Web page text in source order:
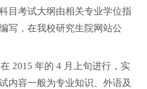
目考试大纲由相关专业学位指
写，在我校研究生院网站公
年的 4 月上旬进行，实
内容一般为专业知识、外语及